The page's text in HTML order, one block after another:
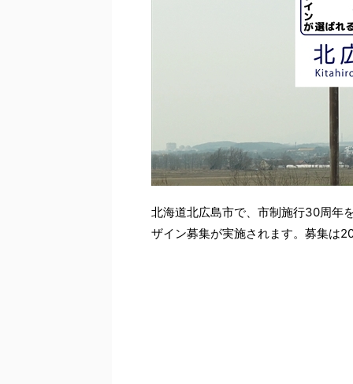
北海道北広島市で、市制施行30周年
ザイン募集が実施されます。募集は